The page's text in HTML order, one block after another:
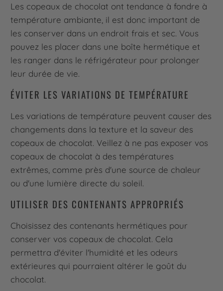
Les copeaux de chocolat ont tendance à fondre à
température ambiante, il est donc important de
les conserver dans un endroit frais et sec. Vous
pouvez les placer dans une boîte hermétique et
les ranger dans le réfrigérateur pour prolonger
leur durée de vie.
ÉVITER LES VARIATIONS DE TEMPÉRATURE
Les variations de température peuvent causer des
changements dans la texture et la saveur des
copeaux de chocolat. Veillez à ne pas exposer vos
copeaux de chocolat à des températures
extrêmes, comme près d'une source de chaleur
ou d'une lumière directe du soleil.
UTILISER DES CONTENANTS APPROPRIÉS
Choisissez des contenants hermétiques pour
conserver vos copeaux de chocolat. Cela
permettra d'éviter l'humidité et les odeurs
extérieures qui pourraient altérer le goût du
chocolat.